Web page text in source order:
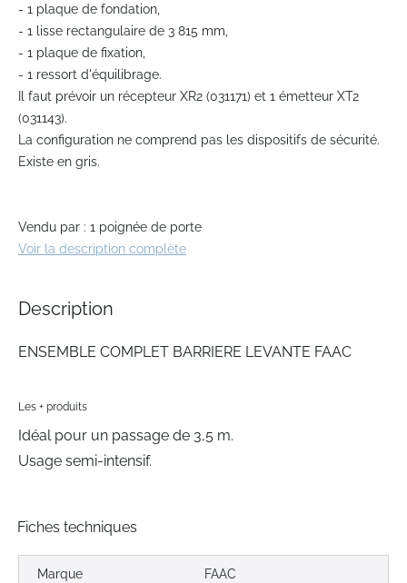
- 1 plaque de fondation,
- 1 lisse rectangulaire de 3 815 mm,
- 1 plaque de fixation,
- 1 ressort d'équilibrage.
Il faut prévoir un récepteur XR2 (031171) et 1 émetteur XT2
(031143).
La configuration ne comprend pas les dispositifs de sécurité.
Existe en gris.
Vendu par : 1 poignée de porte
Voir la description complète
Description
ENSEMBLE COMPLET BARRIERE LEVANTE FAAC
Les + produits
Idéal pour un passage de 3,5 m.
Usage semi-intensif.
Fiches techniques
Marque FAAC